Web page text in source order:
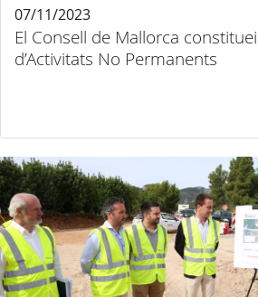
El Consell de Mallorca
d’Activitats No Permanents
07/11/2023